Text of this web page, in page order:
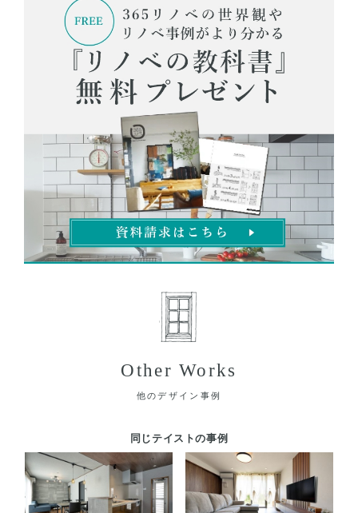
Other Works
他のデザイン事例
同じテイストの事例